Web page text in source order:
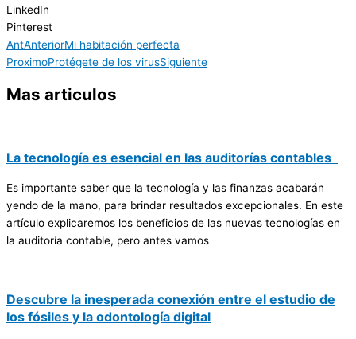
LinkedIn
Pinterest
AntAnteriorMi habitación perfecta
ProximoProtégete de los virusSiguiente
Mas articulos
La tecnología es esencial en las auditorías contables
Es importante saber que la tecnología y las finanzas acabarán
yendo de la mano, para brindar resultados excepcionales. En este
artículo explicaremos los beneficios de las nuevas tecnologías en
la auditoría contable, pero antes vamos
Descubre la inesperada conexión entre el estudio de
los fósiles y la odontología digital